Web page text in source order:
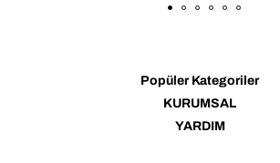
Geniş hacimli çanta tercih edenler
Popüler Kategoriler
KURUMSAL
YARDIM